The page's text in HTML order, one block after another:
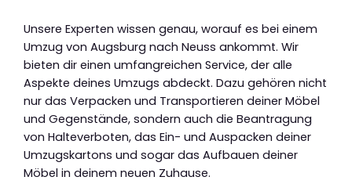
Unsere Experten wissen genau, worauf es bei einem
Umzug von Augsburg nach Neuss ankommt. Wir
bieten dir einen umfangreichen Service, der alle
Aspekte deines Umzugs abdeckt. Dazu gehören nicht
nur das Verpacken und Transportieren deiner Möbel
und Gegenstände, sondern auch die Beantragung
von Halteverboten, das Ein- und Auspacken deiner
Umzugskartons und sogar das Aufbauen deiner
Möbel in deinem neuen Zuhause.